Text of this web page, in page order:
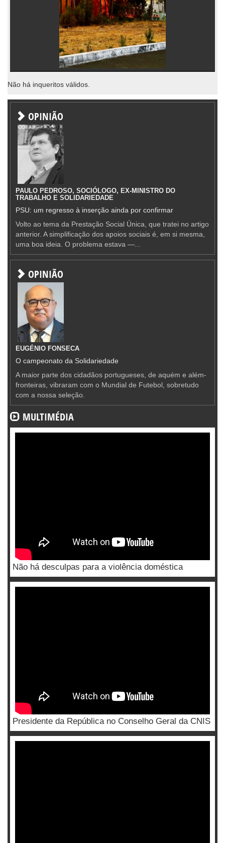
Não há inqueritos válidos.
OPINIÃO
PAULO PEDROSO, SOCIÓLOGO, EX-MINISTRO DO
TRABALHO E SOLIDARIEDADE
PSU: um regresso à inserção ainda por confirmar
Volto ao tema da Prestação Social Única, que tratei no artigo
anterior. A simplificação dos apoios sociais é, em si mesma,
uma boa ideia. O problema estava —...
OPINIÃO
EUGÉNIO FONSECA
O campeonato da Solidariedade
A maior parte dos cidadãos portugueses, de aquém e além-
fronteiras, vibraram com o Mundial de Futebol, sobretudo
com a nossa seleção.
MULTIMÉDIA
Não há desculpas para a violência doméstica
Presidente da República no Conselho Geral da CNIS